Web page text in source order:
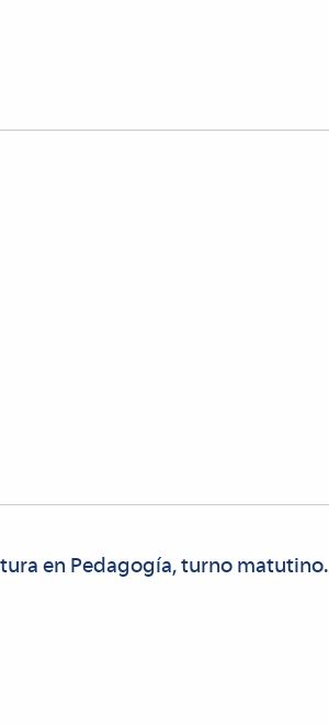
en Pedagogía, turno matutino.